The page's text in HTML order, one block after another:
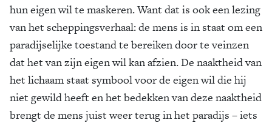
hun eigen wil te maskeren. Want dat is ook een lezing
van het scheppingsverhaal: de mens is in staat om een
paradijselijke toestand te bereiken door te veinzen
dat het van zijn eigen wil kan afzien. De naaktheid van
het lichaam staat symbool voor de eigen wil die hij
niet gewild heeft en het bedekken van deze naaktheid
brengt de mens juist weer terug in het paradijs – iets